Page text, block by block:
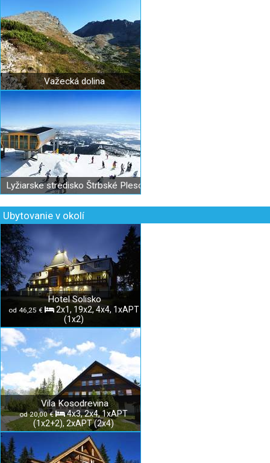
Važecká dolina
Lyžiarske stredisko Štrbské Pleso
Ubytovanie v okolí
Hotel Solisko
od 46,25 €
2x1, 19x2, 4x4, 1xAPT
(1x2)
Vila Kosodrevina
od 20,00 €
4x3, 2x4, 1xAPT
(1x2+2), 2xAPT (2x4)